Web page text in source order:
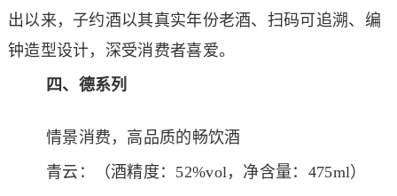
出以来，子约酒以其真实年份老酒、扫码可追溯、编
钟造型设计，深受消费者喜爱。
四、 德系列
情景消费，高品质的畅饮酒
青云：（酒精度：52%vol，净含量：475ml）